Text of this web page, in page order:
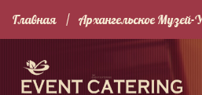
Главная Архангельское Музей-